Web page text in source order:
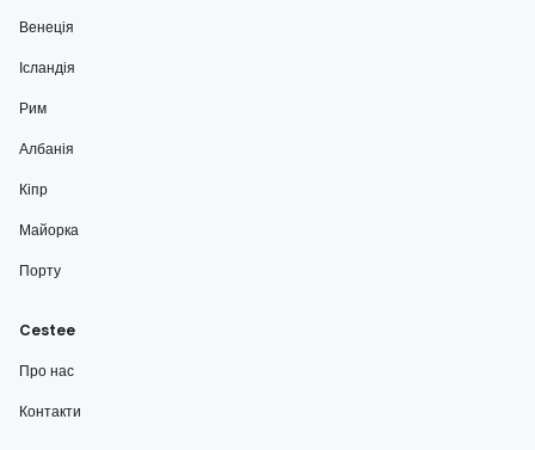
Венеція
Ісландія
Рим
Албанія
Кіпр
Майорка
Порту
Cestee
Про нас
Контакти